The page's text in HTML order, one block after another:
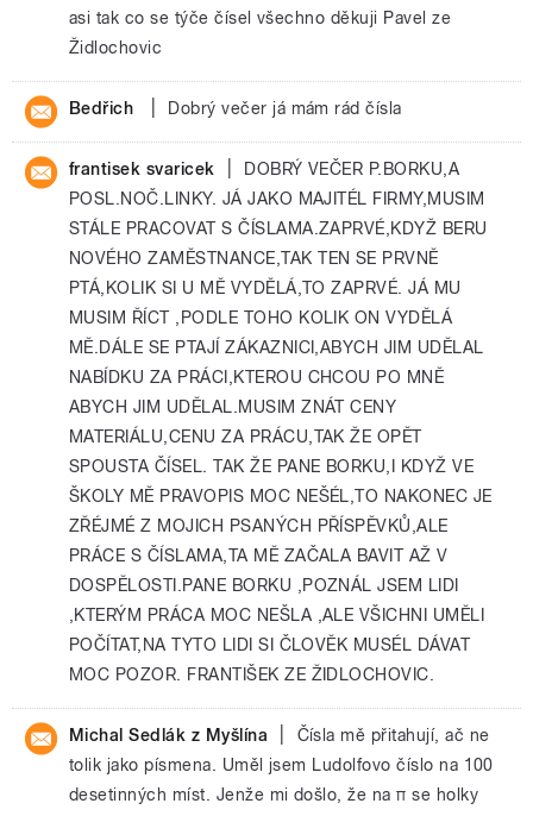
asi tak co se týče čísel všechno děkuji Pavel ze
Židlochovic
Bedřich Dobrý večer já mám rád čísla
frantisek svaricek
DOBRÝ VEČER P.BORKU,A
POSL.NOČ.LINKY. JÁ JAKO MAJITÉL FIRMY,MUSIM
STÁLE PRACOVAT S ČÍSLAMA.ZAPRVÉ,KDYŽ BERU
NOVÉHO ZAMĚSTNANCE,TAK TEN SE PRVNĚ
PTÁ,KOLIK SI U MĚ VYDĚLÁ,TO ZAPRVÉ. JÁ MU
MUSIM ŘÍCT ,PODLE TOHO KOLIK ON VYDĚLÁ
MĚ.DÁLE SE PTAJÍ ZÁKAZNICI,ABYCH JIM UDĚLAL
NABÍDKU ZA PRÁCI,KTEROU CHCOU PO MNĚ
ABYCH JIM UDĚLAL.MUSIM ZNÁT CENY
MATERIÁLU,CENU ZA PRÁCU,TAK ŽE OPĚT
SPOUSTA ČÍSEL. TAK ŽE PANE BORKU,I KDYŽ VE
ŠKOLY MĚ PRAVOPIS MOC NEŠÉL,TO NAKONEC JE
ZŘÉJMÉ Z MOJICH PSANÝCH PŘÍSPĚVKŮ,ALE
PRÁCE S ČÍSLAMA,TA MĚ ZAČALA BAVIT AŽ V
DOSPĚLOSTI.PANE BORKU ,POZNÁL JSEM LIDI
,KTERÝM PRÁCA MOC NEŠLA ,ALE VŠICHNI UMĚLI
POČÍTAT,NA TYTO LIDI SI ČLOVĚK MUSÉL DÁVAT
MOC POZOR. FRANTIŠEK ZE ŽIDLOCHOVIC.
Michal Sedlák z Myšlína
Čísla mě přitahují, ač ne
tolik jako písmena. Uměl jsem Ludolfovo číslo na 100
desetinných míst. Jenže mi došlo, že na π se holky